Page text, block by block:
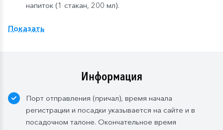
напиток (1 стакан, 200 мл).
ресторане «Нева» на шлюпочной палу
тариф предусмотрен по умолчанию.
элементами шведского стола. Включены напитки
без ограничения: вода, сок, чай, кофе. В рейсах до
4-х дней при ранней высадке в день прибытия
Показать
Информация
Порт отправления (причал), время начала
регистрации и посадки указывается на сайте и в
посадочном талоне. Окончательное время